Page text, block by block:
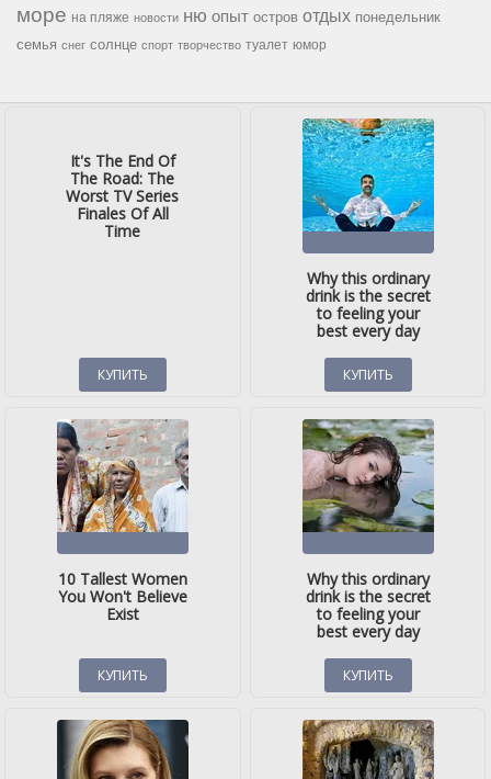
море на пляже новости ню опыт остров отдых понедельник
семья снег солнце спорт творчество туалет юмор